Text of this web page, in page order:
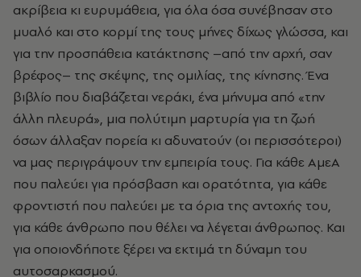
ακρίβεια κι ευρυμάθεια, για όλα όσα συνέβησαν στο
μυαλό και στο κορμί της τους μήνες δίχως γλώσσα, και
για την προσπάθεια κατάκτησης –από την αρχή, σαν
βρέφος– της σκέψης, της ομιλίας, της κίνησης. Ένα
βιβλίο που διαβάζεται νεράκι, ένα μήνυμα από «την
άλλη πλευρά», μια πολύτιμη μαρτυρία για τη ζωή
όσων άλλαξαν πορεία κι αδυνατούν (οι περισσότεροι)
να μας περιγράψουν την εμπειρία τους. Για κάθε ΑμεΑ
που παλεύει για πρόσβαση και ορατότητα, για κάθε
φροντιστή που παλεύει με τα όρια της αντοχής του,
για κάθε άνθρωπο που θέλει να λέγεται άνθρωπος. Και
για οποιονδήποτε ξέρει να εκτιμά τη δύναμη του
αυτοσαρκασμού.